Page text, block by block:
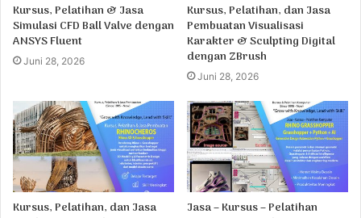
Kursus, Pelatihan & Jasa
Simulasi CFD Ball Valve dengan
ANSYS Fluent
Juni 28, 2026
Kursus, Pelatihan, dan Jasa
Pembuatan Visualisasi
Karakter & Sculpting Digital
dengan ZBrush
Juni 28, 2026
Kursus, Pelatihan, dan Jasa
Jasa – Kursus – Pelatihan